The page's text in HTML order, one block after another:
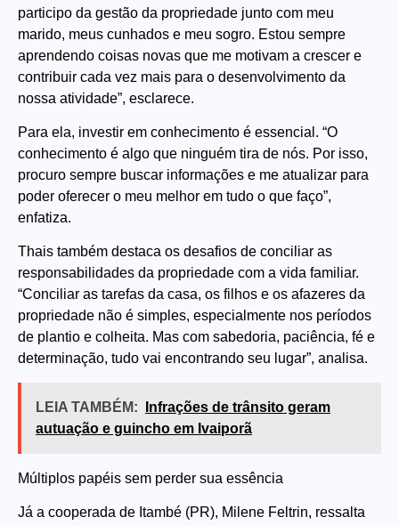
participo da gestão da propriedade junto com meu
marido, meus cunhados e meu sogro. Estou sempre
aprendendo coisas novas que me motivam a crescer e
contribuir cada vez mais para o desenvolvimento da
nossa atividade”, esclarece.
Para ela, investir em conhecimento é essencial. “O
conhecimento é algo que ninguém tira de nós. Por isso,
procuro sempre buscar informações e me atualizar para
poder oferecer o meu melhor em tudo o que faço”,
enfatiza.
Thais também destaca os desafios de conciliar as
responsabilidades da propriedade com a vida familiar.
“Conciliar as tarefas da casa, os filhos e os afazeres da
propriedade não é simples, especialmente nos períodos
de plantio e colheita. Mas com sabedoria, paciência, fé e
determinação, tudo vai encontrando seu lugar”, analisa.
LEIA TAMBÉM:
Infrações de trânsito geram
autuação e guincho em Ivaiporã
Múltiplos papéis sem perder sua essência
Já a cooperada de Itambé (PR), Milene Feltrin, ressalta